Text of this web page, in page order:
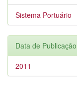
Sistema Portuário
Data de Publicação
2011